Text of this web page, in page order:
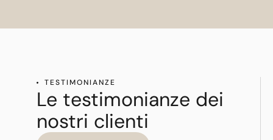
TESTIMONIANZE
Le testimonianze dei
nostri clienti